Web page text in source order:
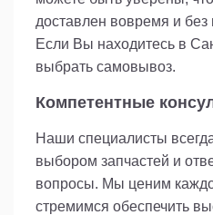
доставлен вовремя и
Если Вы находитесь в
выбрать самовывоз.
Компетентные
Наши специалисты
выбором запчастей и
вопросы. Мы ценим
стремимся обеспечить